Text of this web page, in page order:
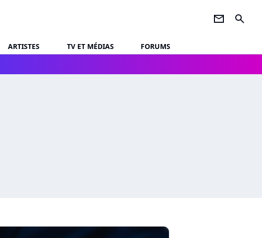
newsletter search
ARTISTES TV ET MÉDIAS
FORUMS